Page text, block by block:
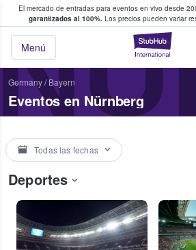
El mercado de entradas para eventos en vivo desde
garantizados al 100%. Los precios pueden variar
Menú
y venta de entradas entre
Germany/Bayern
Eventos en Nürnberg
Todas las fechas
Deportes